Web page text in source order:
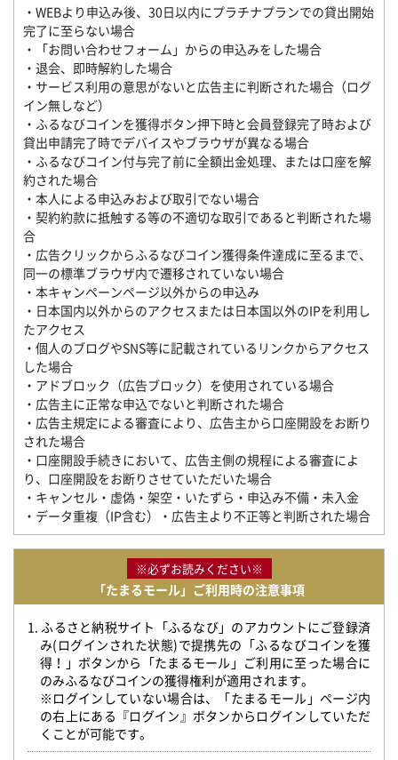
・WEBより申込み後、30日以内にプラチナプランでの貸出開始
完了に至らない場合
・「お問い合わせフォーム」からの申込みをした場合
・退会、即時解約した場合
・サービス利用の意思がないと広告主に判断された場合（ログ
イン無しなど）
・ふるなびコインを獲得ボタン押下時と会員登録完了時および
貸出申請完了時でデバイスやブラウザが異なる場合
・ふるなびコイン付与完了前に全額出金処理、または口座を解
約された場合
・本人による申込みおよび取引でない場合
・契約約款に抵触する等の不適切な取引であると判断された場
合
・広告クリックからふるなびコイン獲得条件達成に至るまで、
同一の標準ブラウザ内で遷移されていない場合
・本キャンペーンページ以外からの申込み
・日本国内以外からのアクセスまたは日本国以外のIPを利用し
たアクセス
・個人のブログやSNS等に記載されているリンクからアクセス
した場合
・アドブロック（広告ブロック）を使用されている場合
・広告主に正常な申込でないと判断された場合
・広告主規定による審査により、広告主から口座開設をお断り
された場合
・口座開設手続きにおいて、広告主側の規程による審査によ
り、口座開設をお断りさせていただいた場合
・キャンセル・虚偽・架空・いたずら・申込み不備・未入金
・データ重複（IP含む）・広告主より不正等と判断された場合
※必ずお読みください※
「たまるモール」ご利用時の注意事項
1. ふるさと納税サイト「ふるなび」のアカウントにご登録済
み(ログインされた状態)で提携先の「ふるなびコインを獲
得！」ボタンから「たまるモール」ご利用に至った場合に
のみふるなびコインの獲得権利が適用されます。
※ログインしていない場合は、「たまるモール」ページ内
の右上にある『ログイン』ボタンからログインしていただ
くことが可能です。